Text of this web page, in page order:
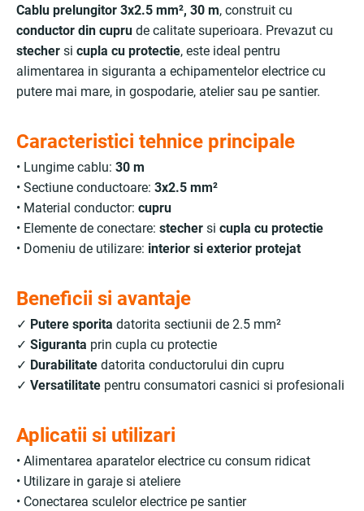
Cablu prelungitor 3x2.5 mm², 30 m, construit cu
conductor din cupru de calitate superioara. Prevazut cu
stecher si cupla cu protectie, este ideal pentru
alimentarea in siguranta a echipamentelor electrice cu
putere mai mare, in gospodarie, atelier sau pe santier.
Caracteristici tehnice principale
• Lungime cablu: 30 m
• Sectiune conductoare: 3x2.5 mm²
• Material conductor: cupru
• Elemente de conectare: stecher si cupla cu protectie
• Domeniu de utilizare: interior si exterior protejat
Beneficii si avantaje
✓ Putere sporita datorita sectiunii de 2.5 mm²
✓ Siguranta prin cupla cu protectie
✓ Durabilitate datorita conductorului din cupru
✓ Versatilitate pentru consumatori casnici si profesionali
Aplicatii si utilizari
• Alimentarea aparatelor electrice cu consum ridicat
• Utilizare in garaje si ateliere
• Conectarea sculelor electrice pe santier